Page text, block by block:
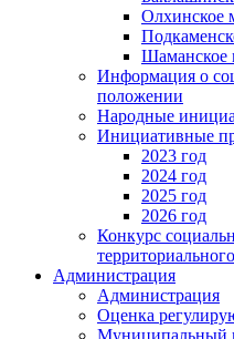
Олхинское
Шаманское
Информация о
положении
Народные
Инициативные
2023 год
2024 год
2025 год
2026 год
Конкурс
Администрация
Администрация
Оценка
Муниципальный